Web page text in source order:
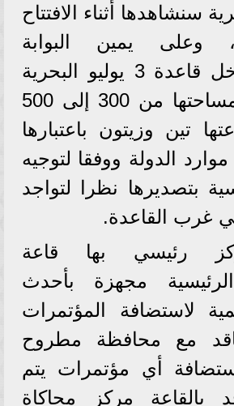
سنشاهدها أثناء الافتتاح
وعلى يمين البوابة
الرئيسية لمدخل قاعدة 3 يوليو البحرية
يوجد مزارع مساحتها من 300 إلى 500
تين وزيتون باعتبارها
الدولة ووفقا لتوجيه
بتصديرها نظرا لتواجد
غرب القاعدة.
رئيسي بها قاعة
الرئيسية مجهزة بأحدث
لاستضافة المؤتمرات
مع محافظة مطروح
أي مؤتمرات يتم
بالقاعة مركز محاكاة